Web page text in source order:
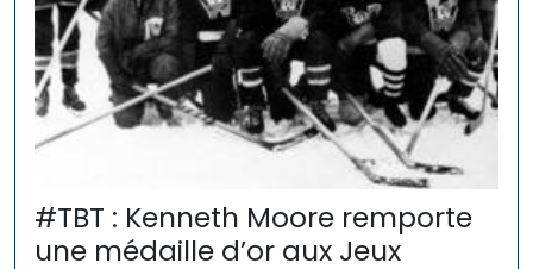
#TBT : Kenneth Moore remporte
une médaille d’or aux Jeux